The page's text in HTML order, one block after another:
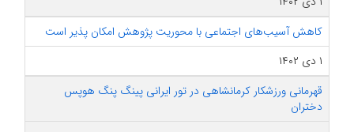
کاهش آسیب‌های اجتماعی با محوریت پژوهش امکان پذیر است
۱ دی ۱۴۰۲
قهرمانی ورزشکار کرمانشاهی در تور ایرانی پینگ پنگ هوپس
دختران